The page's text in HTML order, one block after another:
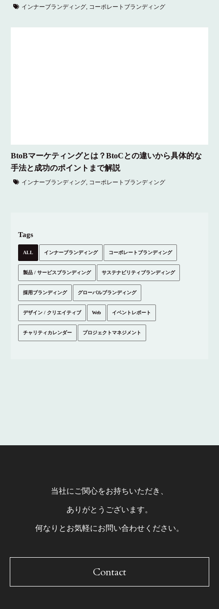
インナーブランディング コーポレートブランディング
BtoBマーケティングとは？BtoCとの違いから具体的な
手法と成功のポイントまで解説
インナーブランディング コーポレートブランディング
Tags
ALL インナーブランディング コーポレートブランディング
製品 / サービスブランディング サステナビリティブランディング
採用ブランディング グローバルブランディング
デザイン / クリエイティブ Web イベントレポート
チャリティカレンダー プロジェクトマネジメント
当社にご関心をお持ちいただき、
ありがとうございます。
何なりとお気軽にお問い合わせください。
Contact